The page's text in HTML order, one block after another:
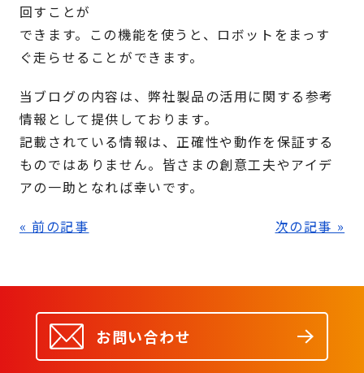
回すことが
できます。この機能を使うと、ロボットをまっす
ぐ走らせることができます。
当ブログの内容は、弊社製品の活用に関する参考
情報として提供しております。
記載されている情報は、正確性や動作を保証する
ものではありません。皆さまの創意工夫やアイデ
アの一助となれば幸いです。
« 前の記事
次の記事 »
お問い合わせ